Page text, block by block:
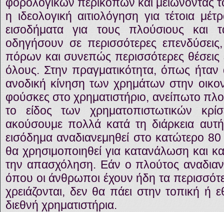
η ιδεολογική αιτιολόγηση για τέτοια
εισοδήματα για τους πλούσιους και
οδηγήσουν σε περισσότερες
πόρων και συνεπώς περισσότερες θέσεις
όλους. Στην πραγματικότητα, όπως
ανοδική κίνηση των χρημάτων στην
φούσκες στο χρηματιστήριο, ανείπωτο
το είδος των χρηματοπιστωτικών
ακούσουμε πολλά κατά τη διάρκεια
εισόδημα αναδιανεμηθεί στο κατώτερο 80
θα χρησιμοποιηθεί για κατανάλωση και
την απασχόληση. Εάν ο πλούτος
όπου οι άνθρωποι έχουν ήδη τα
χρειάζονται, δεν θα πάει στην τοπική ή
διεθνή χρηματιστήρια.